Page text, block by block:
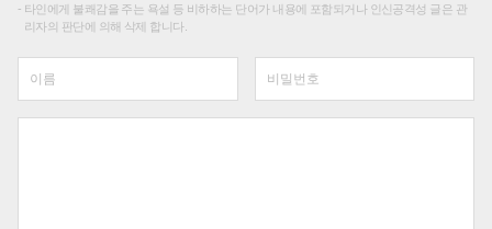
타인에게 불쾌감을 주는 욕설 등 비하하는 단어가 내용에 포함되거나 인신공격성 글은 관
리자의 판단에 의해 삭제 합니다.